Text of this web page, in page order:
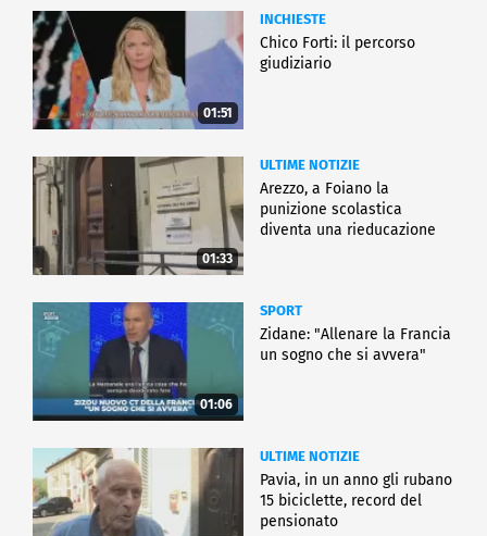
01:51
INCHIESTE
Chico Forti: il percorso
giudiziario
01:33
ULTIME NOTIZIE
Arezzo, a Foiano la
punizione scolastica
diventa una rieducazione
01:06
SPORT
Zidane: "Allenare la Francia
un sogno che si avvera"
ULTIME NOTIZIE
Pavia, in un anno gli rubano
15 biciclette, record del
pensionato